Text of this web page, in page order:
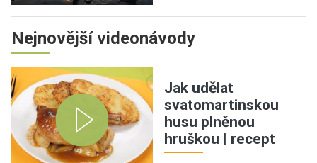
Nejnovější videonávody
Jak udělat
svatomartinskou
husu plněnou
hruškou | recept